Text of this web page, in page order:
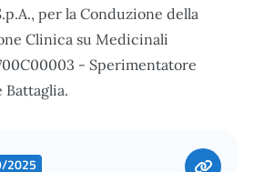
per la Conduzione della
Clinica su Medicinali
- Sperimentatore
Battaglia.
2025